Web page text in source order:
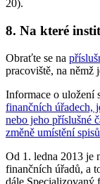
20).
8. Na které
Obraťte se na
pracoviště, na němž
Informace o uložení
finančních úřadech,
nebo jeho příslušné
změně umístění
Od 1. ledna 2013 je
finančních úřadů, a
dále Specializovaný